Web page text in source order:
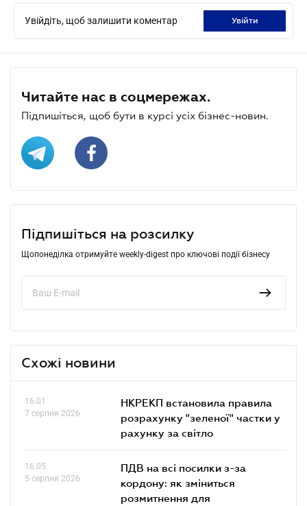
Увійдіть, щоб залишити коментар увійти
Читайте нас в соцмережах.
Підпишіться, щоб бути в курсі усіх бізнес-новин.
Підпишіться на розсилку
Щопонеділка отримуйте weekly-digest про ключові події бізнесу
Схожі новини
16.01
7 серпня 2026
НКРЕКП встановила правила
розрахунку "зеленої" частки у
рахунку за світло
16.05
5 серпня 2026
ПДВ на всі посилки з-за
кордону: як зміниться
розмитнення для